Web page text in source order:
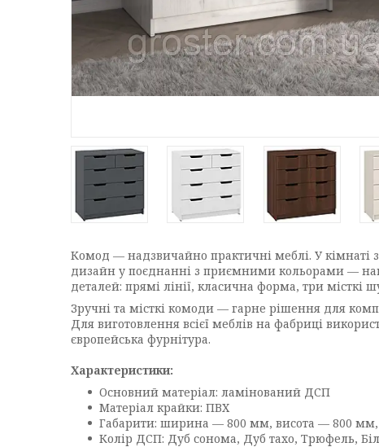
Комод — надзвичайно практичні меблі. У кімнаті
дизайн у поєднанні з приємними кольорами —
деталей: прямі лінії, класична форма, три місткі
Зручні та місткі комоди — гарне рішення для
Для виготовлення всієї меблів на фабриці
європейська фурнітура.
Характеристики:
Основний матеріал: ламінований ДСП
Матеріал крайки: ПВХ
Габарити: ширина — 800 мм, висота — 800
Колір ДСП: Дуб сонома, Дуб тахо, Трюфель,